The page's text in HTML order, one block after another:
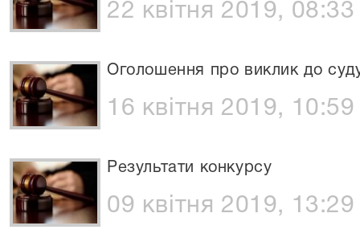
22 квітня 2019, 08:33
Оголошення про виклик до
16 квітня 2019, 10:59
Результати конкурсу
09 квітня 2019, 13:29